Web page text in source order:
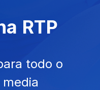
RTP
todo o